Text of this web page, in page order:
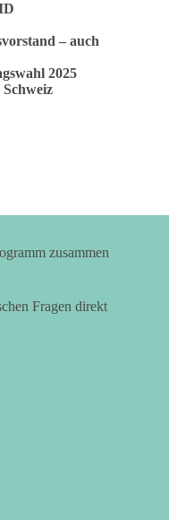
– auch
2025
zusammen
Fragen direkt